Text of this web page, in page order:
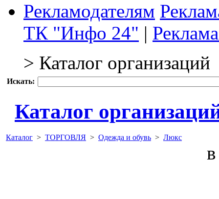
Рекламодателям
ТК "Инфо 24" |
> Каталог организаций
Искать:
Каталог
Каталог > ТОРГОВЛЯ > Одежда и обувь > Люкс